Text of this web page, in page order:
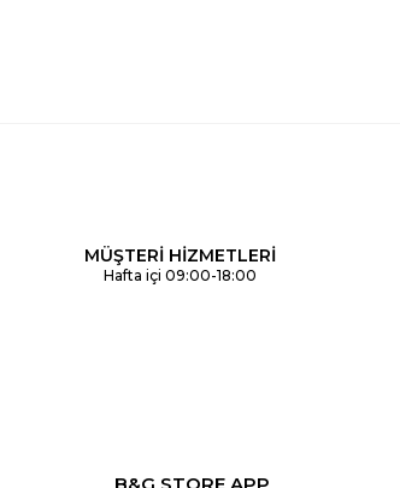
MÜŞTERİ HİZMETLERİ
Hafta içi 09:00-18:00